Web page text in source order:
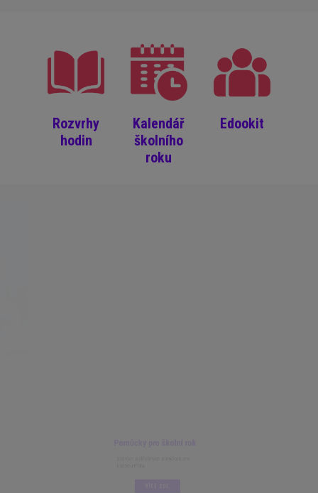
Rozvrhy
hodin
Kalendář
školního
roku
Edookit